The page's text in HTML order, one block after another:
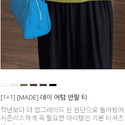
[1+1] [MADE] 데이 어텀 반팔 티
작년보다 더 업그레이드 된 원단으로 돌아왔
시즌리스하게 꼭 필요한 아이템인 기본 티셔츠